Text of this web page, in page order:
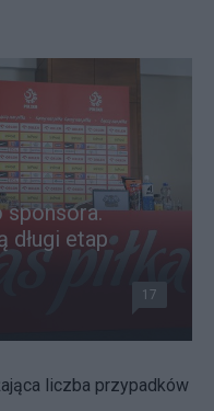
długi etap
17
liczba przypadków